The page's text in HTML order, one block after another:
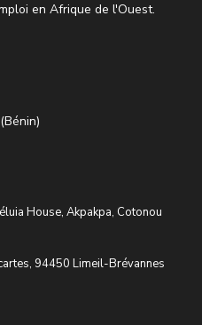
en Afrique de l'Ouest.
House, Akpakpa, Cotonou
94450 Limeil-Brévannes